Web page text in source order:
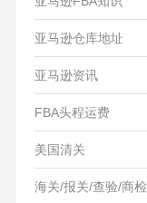
亚马逊仓库地址
亚马逊资讯
FBA头程运费
美国清关
海关/报关/查验/商检